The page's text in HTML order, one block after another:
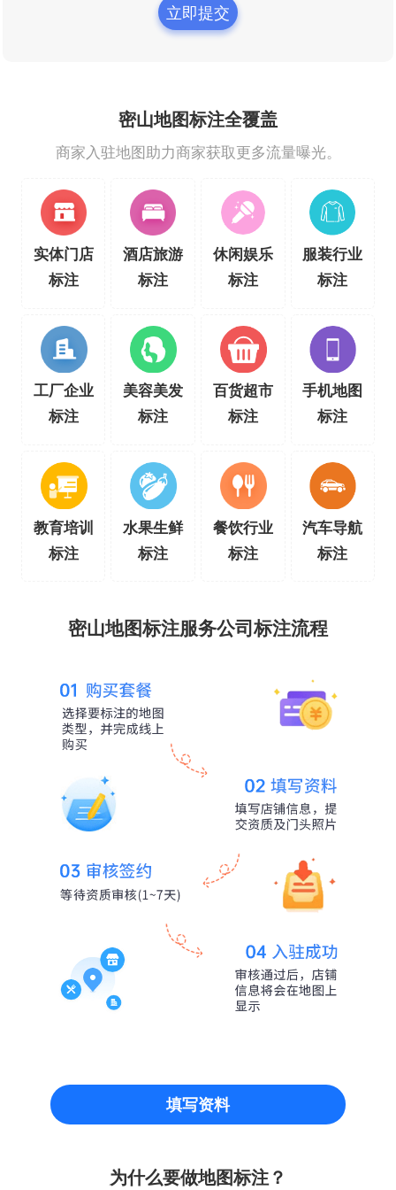
立即提交
密山地图标注全覆盖
商家入驻地图助力商家获取更多流量曝光。
实体门店
标注
工厂企业
标注
教育培训
标注
酒店旅游
标注
美容美发
标注
水果生鲜
标注
休闲娱乐
标注
百货超市
标注
餐饮行业
标注
服装行业
标注
手机地图
标注
汽车导航
标注
密山地图标注服务公司标注流程
填写资料
为什么要做地图标注？